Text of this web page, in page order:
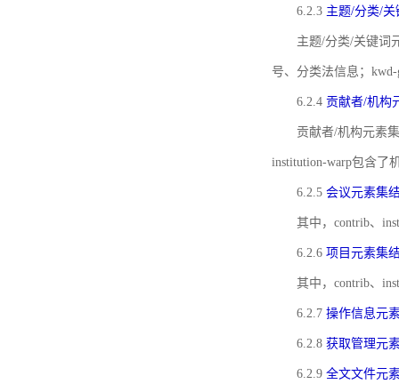
6.2.3 主题/分类/
主题/分类/关键词
号、分类法信息；
6.2.4 贡献者/机构
贡献者/机构元素
institution-warp包含了
6.2.5 会议元素集
其中，contrib、
6.2.6 项目元素集
其中，contrib、
6.2.7 操作信息元
6.2.8 获取管理元
6.2.9 全文文件元